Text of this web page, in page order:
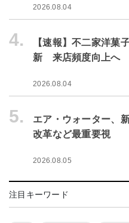
2026.08.04
4.
【速報】不二家洋菓
新 来店頻度向上へ
2026.08.04
5.
エア・ウォーター、
改革など最重要視
2026.08.05
注目キーワード